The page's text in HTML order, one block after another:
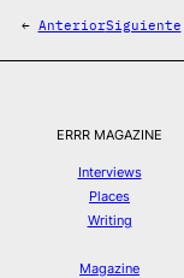
← AnteriorSiguiente
ERRR MAGAZINE
Interviews
Places
Writing
Magazine